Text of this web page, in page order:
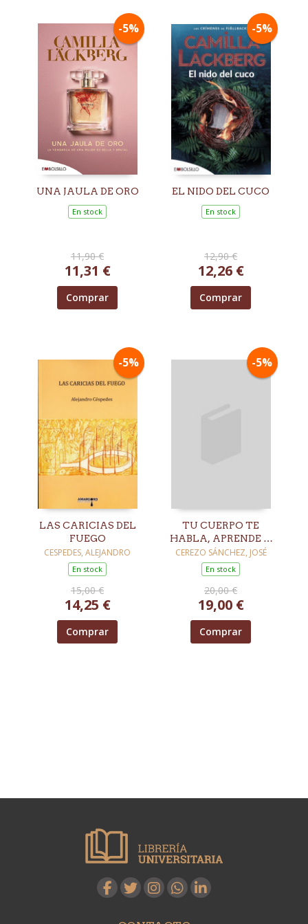
-5%
UNA JAULA DE ORO
En stock
11,90 €
11,31 €
Comprar
-5%
EL NIDO DEL CUCO
En stock
12,90 €
12,26 €
Comprar
-5%
LAS CARICIAS DEL
FUEGO
CESPEDES, ALEJANDRO
En stock
15,00 €
14,25 €
Comprar
-5%
TU CUERPO TE
HABLA, APRENDE A
ESCUCHARLE
CEREZO SÁNCHEZ, JOSÉ
En stock
20,00 €
19,00 €
Comprar